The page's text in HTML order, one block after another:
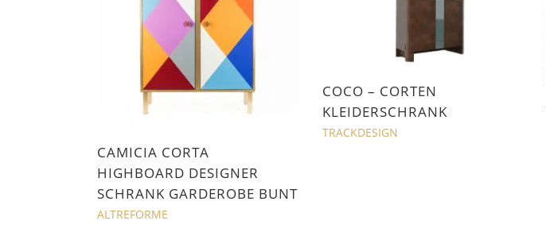
CAMICIA CORTA
HIGHBOARD DESIGNER
SCHRANK GARDEROBE BUNT
ALTREFORME
COCO – CORTEN
KLEIDERSCHRANK
TRACKDESIGN